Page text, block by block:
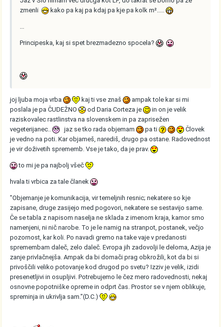
zmenli
kako pa kaj pa kdaj pa kje pa kolk m².....
...
Principeska, kaj si spet brezmadezno spocela?
joj ljuba moja vrba kaj ti vse znaš
ampak tole kar si mi
poslala je pa ČUDEŽNO
od Daria Corteza je
in on je velik
raziskovalec rastlinstva na slovenskem in pa zaprisežen
vegeterijanec..
jaz se tko rada objemam pa ti
Človek
je vedno na poti. Kar objameš, narediš, drugo pa ostane. Radovednost
je vir doživetih sprememb. Vse je tako, da je prav.
to mi je pa najbolj všeč
hvala ti vrbica za tale članek
"Objemanje je komunikacija, vir temeljnih resnic; nekatere so kje
zapisane, druge zasijejo med pogovori, nekatere se sestavijo same.
Če se tabla z napisom naselja ne sklada z imenom kraja, kamor smo
namenjeni, ni nič narobe. To je le namig na stranpot, postanek, večjo
pozornost, kar koli. Po navadi gremo na take vaje v predanosti
spremembam daleč, zelo daleč. Evropa jih zadovolji le deloma, Azija je
zanje privlačnejša. Ampak da bi domači prag obkrožili, kot da bi si
privoščili veliko potovanje kod drugod po svetu? Izziv je velik, izidi
presenetljivi in osupljivi. Potrebujemo le čez mero radovednosti, nekaj
osnovne popotniške opreme in odprt čas. Prostor se v njem oblikuje,
spreminja in ukrivlja sam."(D.C.)